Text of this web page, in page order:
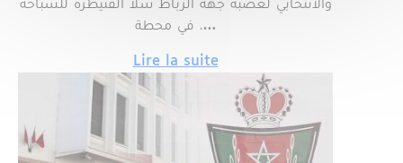
والانتخابي لعصبة جهة الرباط سلا القنيطرة للسباحة
، في محطة…
Lire la suite